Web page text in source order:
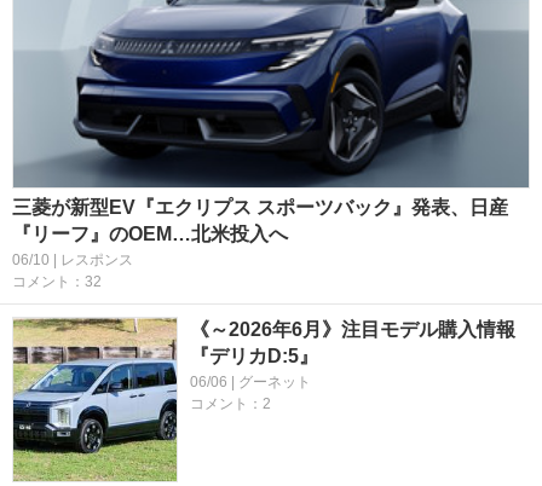
三菱が新型EV『エクリプス スポーツバック』発表、日産
『リーフ』のOEM…北米投入へ
06/10 | レスポンス
コメント：32
《～2026年6月》注目モデル購入情報
『デリカD:5』
06/06 | グーネット
コメント：2